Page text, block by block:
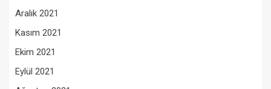
Aralık 2021
Kasım 2021
Ekim 2021
Eylül 2021